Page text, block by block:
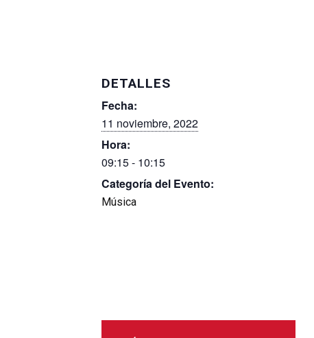
DETALLES
Fecha:
11 noviembre, 2022
Hora:
09:15 - 10:15
Categoría del Evento:
Música